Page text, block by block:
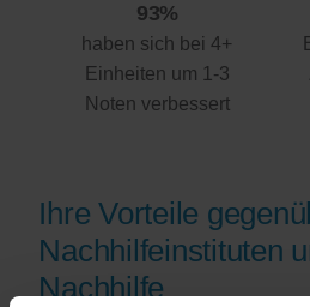
93%
haben sich bei 4+
Einheiten um 1-3
Noten verbessert
Ihre Vorteile
Nachhilfeinstituten
Nachhilfe